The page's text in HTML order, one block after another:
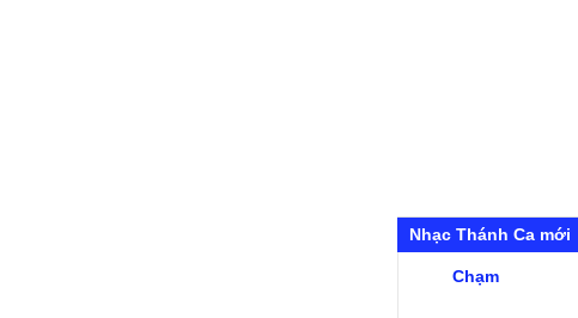
Nhạc Thánh Ca mới
Chạm